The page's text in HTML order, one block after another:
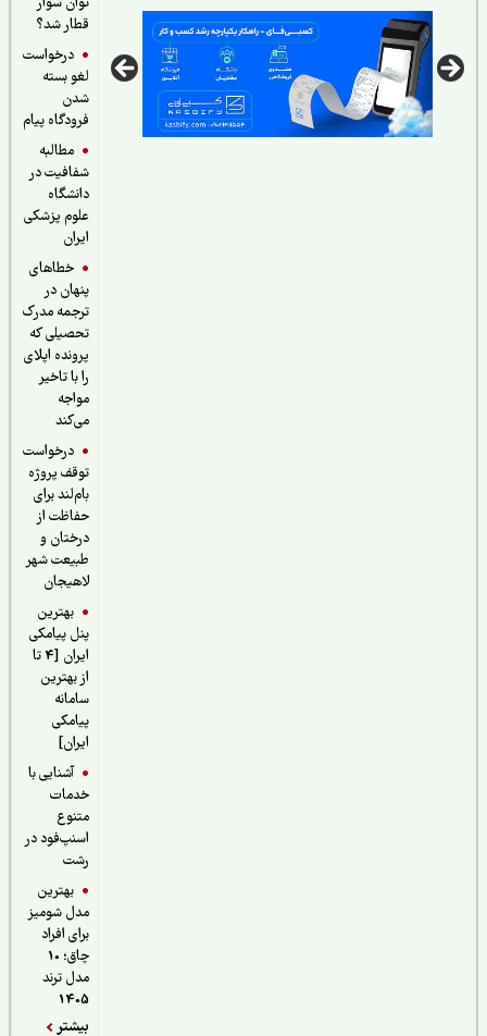
توان سوار
قطار شد؟
درخواست
لغو بسته
فرودگاه پیام
مطالبه
شفافیت در
دانشگاه
علوم پزشکی
خطاهای
پنهان در
ترجمه مدرک
تحصیلی که
پرونده اپلای
را با تاخیر
درخواست
توقف پروژه
بام‌لند برای
حفاظت از
درختان و
طبیعت شهر
لاهیجان
بهترین
پنل پیامکی
ایران [4 تا
از بهترین
سامانه
پیامکی
آشنایی با
خدمات
اسنپ‌فود در
بهترین
مدل شومیز
برای افراد
چاق؛ 10
مدل ترند